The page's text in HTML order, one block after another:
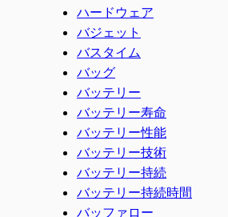
ハードウェア
バジェット
バスタイム
バッグ
バッテリー
バッテリー寿命
バッテリー性能
バッテリー技術
バッテリー持続
バッテリー持続時間
バッファロー